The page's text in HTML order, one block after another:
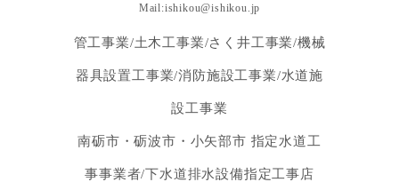
Mail:ishikou@ishikou.jp
管工事業/土木工事業/さく井工事業/機械
器具設置工事業/消防施設工事業/水道施
設工事業
南砺市・砺波市・小矢部市 指定水道工
事事業者/下水道排水設備指定工事店